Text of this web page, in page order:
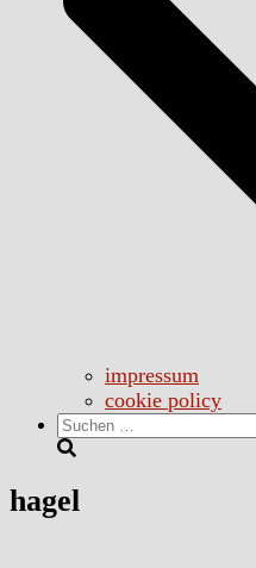
impressum
cookie policy
Suchen
nach:
hagel